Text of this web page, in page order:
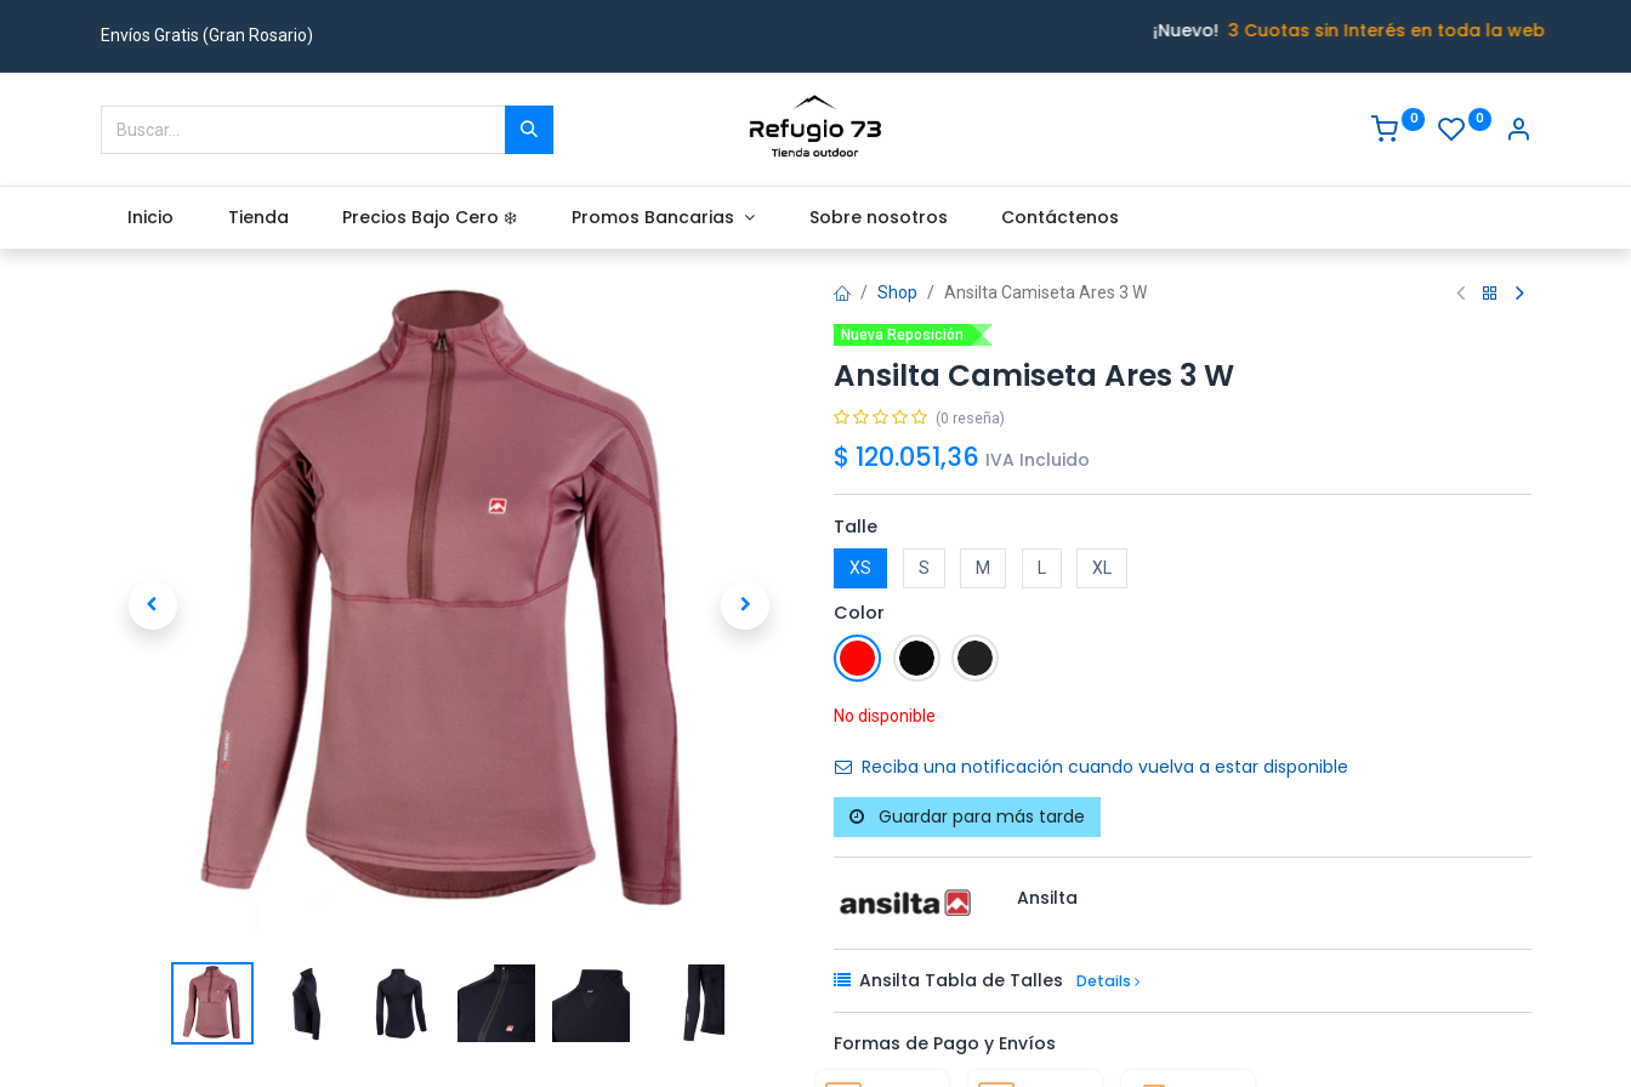
Envíos Gratis (Gran Rosario) ¡Nuevo! 3 Cuotas sin Interés en toda la web
0 0
Inicio Tienda Precios Bajo Cero ❄️ Promos Bancarias Sobre nosotros Contáctenos
Shop Ansilta Camiseta Ares 3 W
Nueva Reposición
Ansilta Camiseta Ares 3 W
(0 reseña)
$ 120.051,36 IVA Incluido
Talle
XS S M XL
Color
No disponible
Reciba una notificación cuando vuelva a estar disponible
Guardar para más tarde
Ansilta
Ansilta Tabla de Talles Details
Formas de Pago y Envíos